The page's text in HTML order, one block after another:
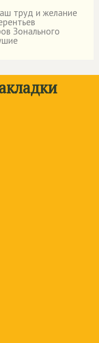
труд и желание
Зонального